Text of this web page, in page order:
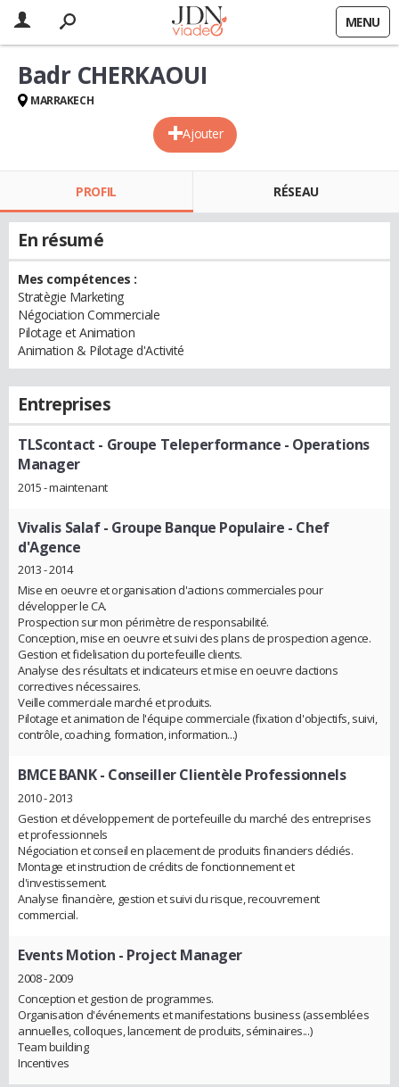
MENU
Ajouter
Badr CHERKAOUI
MARRAKECH
PROFIL RÉSEAU
En résumé
Mes compétences :
Stratègie Marketing
Négociation Commerciale
Pilotage et Animation
Animation & Pilotage d'Activité
Entreprises
TLScontact - Groupe Teleperformance - Operations
Manager
2015 - maintenant
Vivalis Salaf - Groupe Banque Populaire - Chef
d'Agence
2013 - 2014
Mise en oeuvre et organisation d'actions commerciales pour
développer le CA.
Prospection sur mon périmètre de responsabilité.
Conception, mise en oeuvre et suivi des plans de prospection agence.
Gestion et fidelisation du portefeuille clients.
Analyse des résultats et indicateurs et mise en oeuvre dactions
correctives nécessaires.
Veille commerciale marché et produits.
Pilotage et animation de l'équipe commerciale (fixation d'objectifs, suivi,
contrôle, coaching, formation, information...)
BMCE BANK- Conseiller Clientèle Professionnels
2010 - 2013
Gestion et développement de portefeuille du marché des entreprises
et professionnels
Négociation et conseil en placement de produits financiers dédiés.
Montage et instruction de crédits de fonctionnement et
d'investissement.
Analyse financière, gestion et suivi du risque, recouvrement
commercial.
Events Motion - Project Manager
2008 - 2009
Conception et gestion de programmes.
Organisation d'événements et manifestations business (assemblées
annuelles, colloques, lancement de produits, séminaires...)
Team building
Incentives